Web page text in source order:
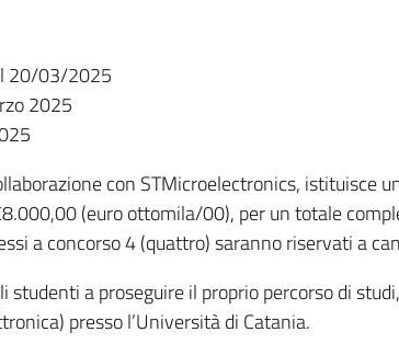
20/03/2025
2025
con STMicroelectronics, istituisce
(euro ottomila/00), per un totale
a concorso 4 (quattro) saranno riservati a
studenti a proseguire il proprio percorso di
presso l’Università di Catania.